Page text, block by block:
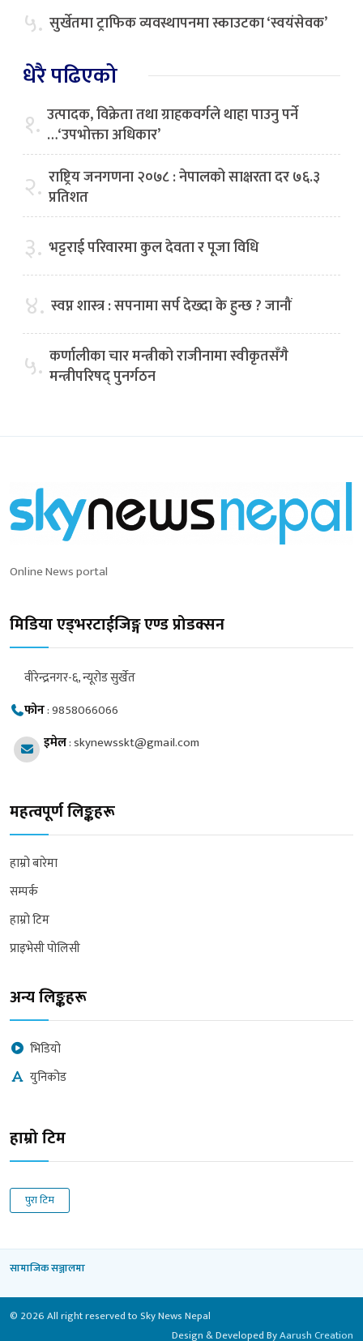
५. सुर्खेतमा ट्राफिक व्यवस्थापनमा स्काउटका ‘स्वयंसेवक’
धेरै पढिएको
१. उत्पादक, विक्रेता तथा ग्राहकवर्गले थाहा पाउनु पर्ने
…‘उपभोक्ता अधिकार’
२. राष्ट्रिय जनगणना २०७८ : नेपालको साक्षरता दर ७६.३
प्रतिशत
३. भट्टराई परिवारमा कुल देवता र पूजा विधि
४. स्वप्न शास्त्र : सपनामा सर्प देख्दा के हुन्छ ? जानौं
५. कर्णालीका चार मन्त्रीको राजीनामा स्वीकृतसँगै
मन्त्रीपरिषद् पुनर्गठन
Online News portal
मिडिया एड्भरटाईजिङ्ग एण्ड प्रोडक्सन
वीरेन्द्रनगर-६, न्यूरोड सुर्खेत
फोन:9858066066
इमेल:skynewsskt@gmail.com
महत्वपूर्ण लिङ्कहरू
हाम्रो बारेमा
सम्पर्क
हाम्रो टिम
प्राइभेसी पोलिसी
अन्य लिङ्कहरू
भिडियो
युनिकोड
हाम्रो टिम
पुरा टिम
सामाजिक सञ्जालमा
© 2026 All right reserved to Sky News Nepal
Design & Developed ByAarush Creation